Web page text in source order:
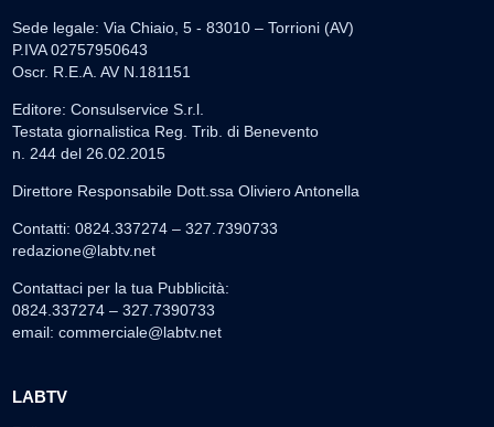
Sede legale: Via Chiaio, 5 - 83010 – Torrioni (AV)
P.IVA 02757950643
Oscr. R.E.A. AV N.181151
Editore: Consulservice S.r.l.
Testata giornalistica Reg. Trib. di Benevento
n. 244 del 26.02.2015
Direttore Responsabile Dott.ssa Oliviero Antonella
Contatti: 0824.337274 – 327.7390733
redazione@labtv.net
Contattaci per la tua Pubblicità:
0824.337274 – 327.7390733
email: commerciale@labtv.net
LABTV